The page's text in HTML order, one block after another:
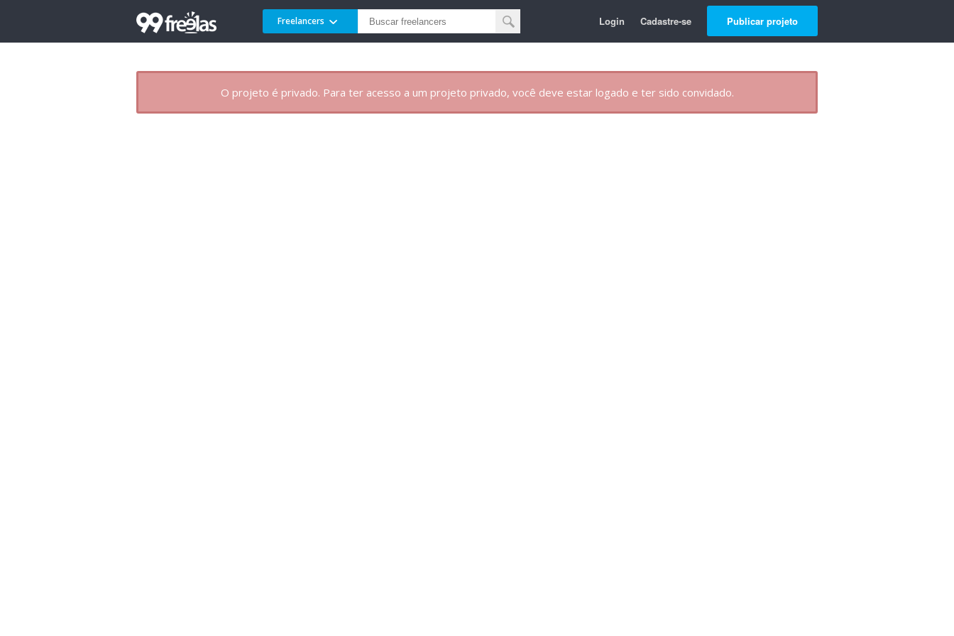
Freelancers Login Cadastre-se Publicar projeto
O projeto é privado. Para ter acesso a um projeto privado, você deve estar logado e ter sido convidado.